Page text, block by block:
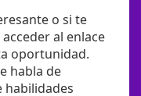
o si te
al enlace
oportunidad.
habla de
habilidades